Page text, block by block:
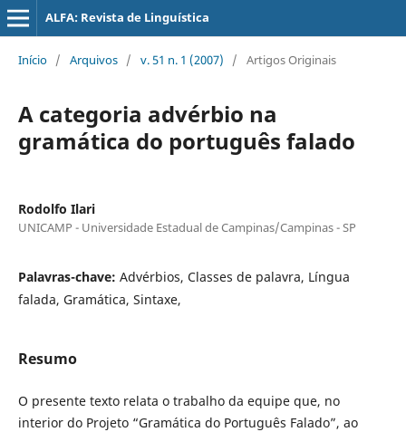
ALFA: Revista de Linguística
Início / Arquivos / v. 51 n. 1 (2007) / Artigos Originais
A categoria advérbio na
gramática do português falado
Rodolfo Ilari
UNICAMP - Universidade Estadual de Campinas/Campinas - SP
Palavras-chave: Advérbios, Classes de palavra, Língua
falada, Gramática, Sintaxe,
Resumo
O presente texto relata o trabalho da equipe que, no
interior do Projeto “Gramática do Português Falado”, ao